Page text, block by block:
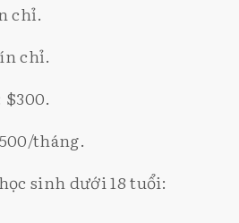
chỉ.
chỉ.
tháng.
sinh dưới 18 tuổi: